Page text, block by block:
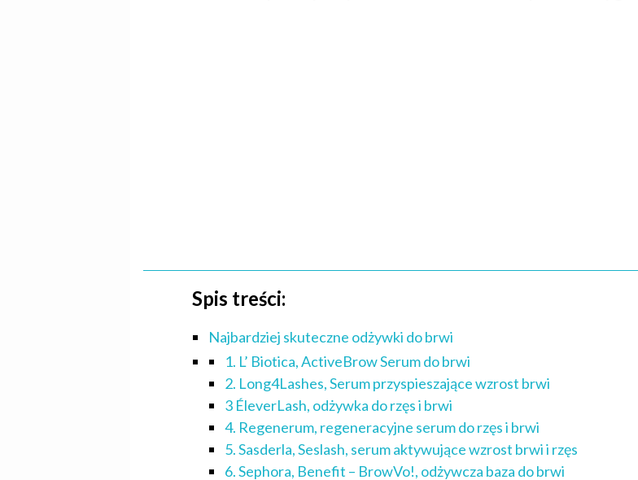
Spis treści:
Najbardziej skuteczne odżywki do brwi
1. L’ Biotica, ActiveBrow Serum do brwi
2. Long4Lashes, Serum przyspieszające wzrost brwi
3 ÉleverLash, odżywka do rzęs i brwi
4. Regenerum, regeneracyjne serum do rzęs i brwi
5. Sasderla, Seslash, serum aktywujące wzrost brwi i rzęs
6. Sephora, Benefit – BrowVo!, odżywcza baza do brwi